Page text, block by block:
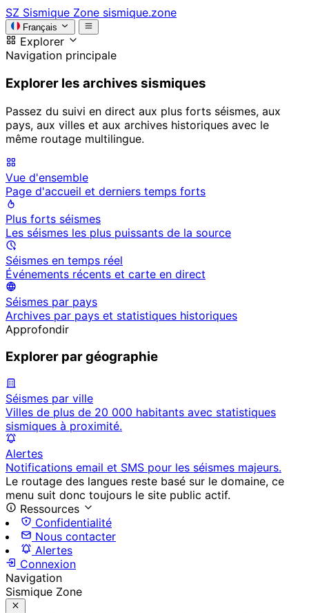
SZ Sismique Zone sismique.zone
Français
Explorer
Navigation principale
Explorer les archives sismiques
Passez du suivi en direct aux plus forts séismes, aux
pays, aux villes et aux archives historiques avec le
même routage multilingue.
Vue d'ensemble
Page d'accueil et derniers temps forts
Plus forts séismes
Les séismes les plus puissants de la source
Séismes en temps réel
Événements récents et carte en direct
Séismes par pays
Archives par pays et statistiques historiques
Approfondir
Explorer par géographie
Séismes par ville
Villes de plus de 20 000 habitants avec statistiques
sismiques à proximité.
Alertes
Notifications email et SMS pour les séismes majeurs.
Le routage des langues reste basé sur le domaine, ce
menu suit donc toujours le site public actif.
Ressources
Confidentialité
Nous contacter
Alertes
Connexion
Navigation
Sismique Zone